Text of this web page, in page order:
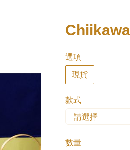
選項
現貨
款式
數量